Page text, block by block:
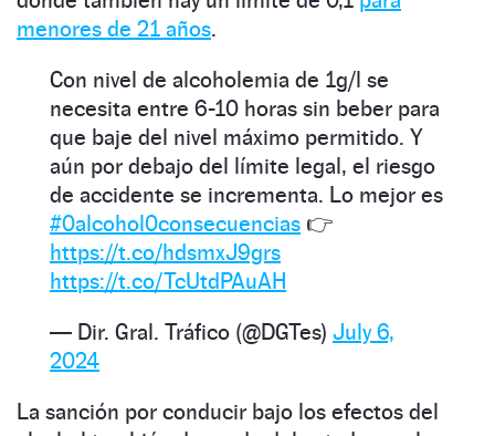
menores de 21 años.
Con nivel de alcoholemia de 1g/l se
necesita entre 6-10 horas sin beber para
que baje del nivel máximo permitido. Y
aún por debajo del límite legal, el riesgo
de accidente se incrementa. Lo mejor es
#0alcohol0consecuencias 👉
https://t.co/hdsmxJ9grs
https://t.co/TcUtdPAuAH
— Dir. Gral. Tráfico (@DGTes) July 6,
2024
La sanción por conducir bajo los efectos del